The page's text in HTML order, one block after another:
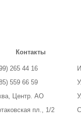
Контакты
265 44 16
559 66 59
Центр. АО
пл., 1/2